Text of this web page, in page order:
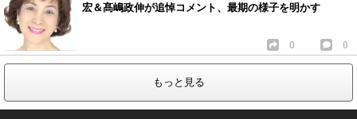
宏＆髙嶋政伸が追悼コメント、最期の様子を明かす
0 0
もっと見る